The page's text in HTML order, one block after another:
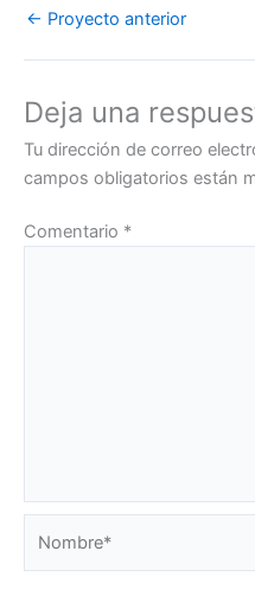
← Proyecto anterior
Deja una
Tu dirección de correo
campos obligatorios están
Comentario *